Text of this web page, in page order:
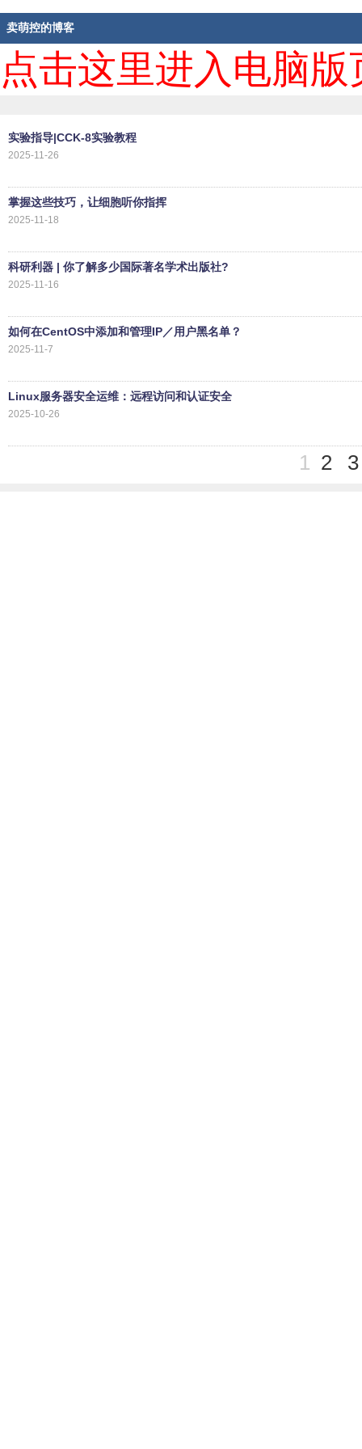
卖萌控的博客
点击这里进入电脑
实验指导|CCK-8实验教程
2025-11-26
掌握这些技巧，让细胞听你指挥
2025-11-18
科研利器 | 你了解多少国际著名学术出版社?
2025-11-16
如何在CentOS中添加和管理IP／用户黑名单？
2025-11-7
Linux服务器安全运维：远程访问和认证安全
2025-10-26
1 2 3